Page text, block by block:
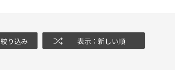
絞り込み 表示：新しい順